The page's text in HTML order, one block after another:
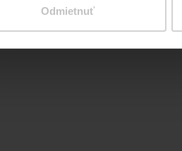
Odmietnuť
Kvetináč